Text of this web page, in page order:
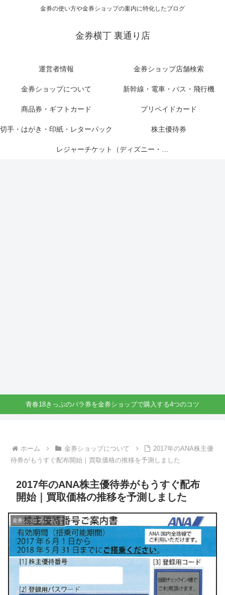
金券の使い方や金券ショップの案内に特化したブログ
金券横丁 裏通り店
運営者情報 金券ショップ店舗検索
金券ショップについて 新幹線・電車・バス・飛行機
商品券・ギフトカード プリペイドカード
切手・はがき・印紙・レターパック 株主優待券
レジャーチケット（ディズニー・USJ他）
青春18きっぷのバラ券を金券ショップで購入する4つのコツ
ホーム 金券ショップについて
2017年のANA株主優
待券がもうすぐ配布開始｜買取価格の推移を予測しました
2017年のANA株主優待券がもうすぐ配布
開始｜買取価格の推移を予測しました
金券ショップについて